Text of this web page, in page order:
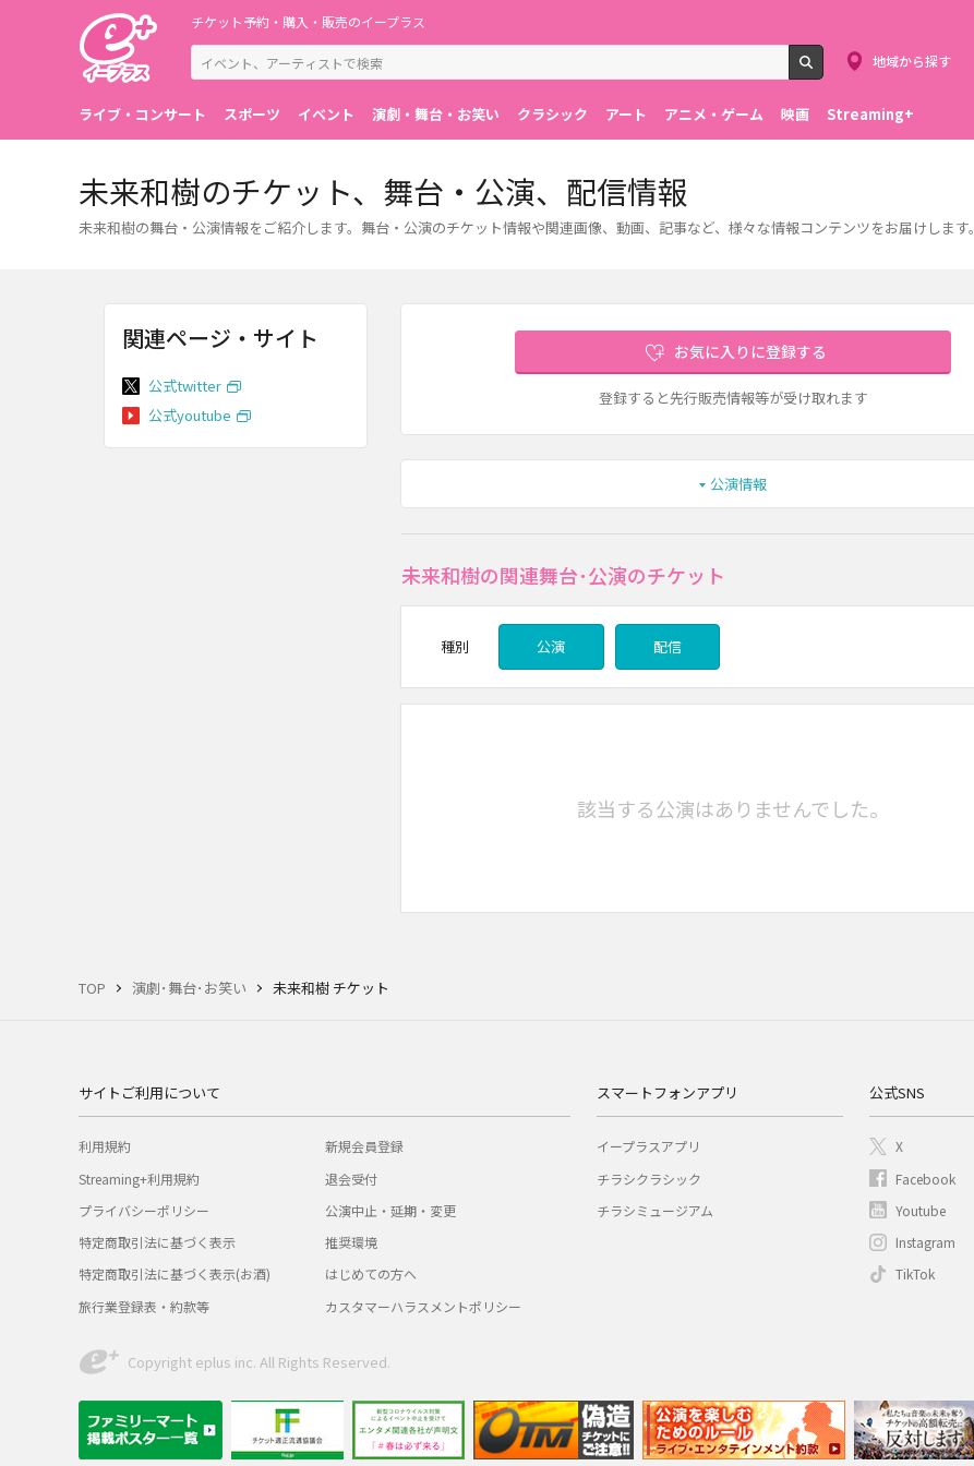
チケット予約・購入・販売のイープラス
検索
地域から探す
ライブ・コンサート スポーツ イベント 演劇・舞台・お笑い クラシック アート アニメ・ゲーム 映画 Streaming+
TOP 演劇･舞台･お笑い 未来和樹 チケット
未来和樹のチケット、舞台・公演、配信情報
未来和樹の舞台・公演情報をご紹介します。舞台・公演のチケット情報や関連画像、動画、記事など、様々な情報コンテンツをお届けします。
お気に入りに登録する
登録すると先行販売情報等が受け取れます
公演情報
未来和樹の関連舞台･公演のチケット
種別 公演 配信
該当する公演はありませんでした。
関連ページ・サイト
公式twitter
公式youtube
サイトご利用について
利用規約
Streaming+利用規約
プライバシーポリシー
特定商取引法に基づく表示
特定商取引法に基づく表示(お酒)
旅行業登録表・約款等
新規会員登録
退会受付
公演中止・延期・変更
推奨環境
はじめての方へ
カスタマーハラスメントポリシー
スマートフォンアプリ
イープラスアプリ
チラシクラシック
チラシミュージアム
公式SNS
X
Facebook
Youtube
Instagram
TikTok
Copyright eplus inc. All Rights Reserved.